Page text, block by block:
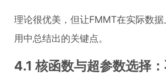
理论很优美，但让FMMT在实际数
用中总结出的关键点。
4.1 核函数与超参数选择